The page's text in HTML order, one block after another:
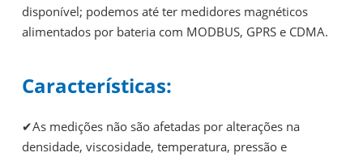
disponível; podemos até ter medidores magnéticos
alimentados por bateria com MODBUS, GPRS e CDMA.
Características:
✔As medições não são afetadas por alterações na
densidade, viscosidade, temperatura, pressão e